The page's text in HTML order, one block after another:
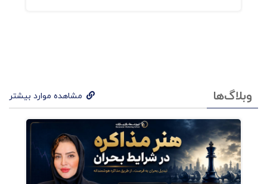
و بررسی قرارگرفته‌ است
وبلاگ‌ها مشاهده موارد بیشتر